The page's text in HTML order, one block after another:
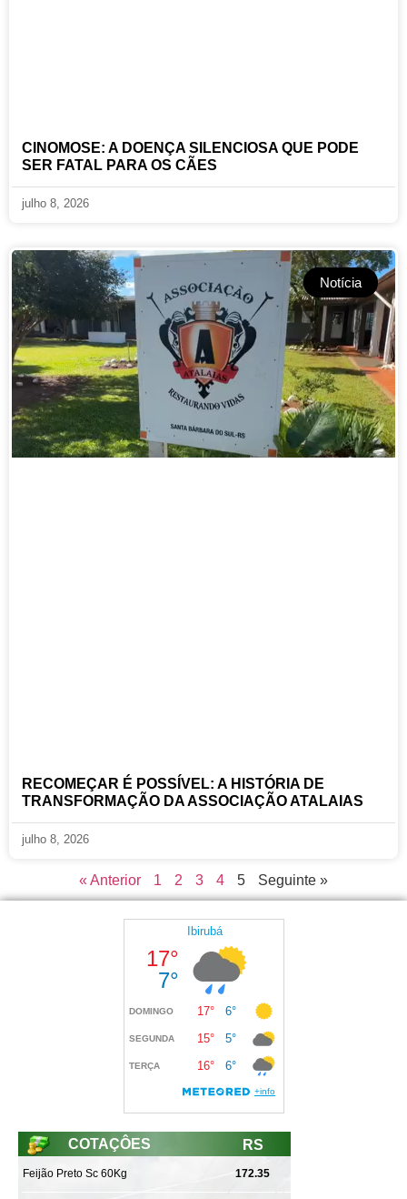
CINOMOSE: A DOENÇA SILENCIOSA QUE PODE
SER FATAL PARA OS CÃES
julho 8, 2026
Notícia
RECOMEÇAR É POSSÍVEL: A HISTÓRIA DE
TRANSFORMAÇÃO DA ASSOCIAÇÃO ATALAIAS
julho 8, 2026
« Anterior 1 2 3 4 5 Seguinte »